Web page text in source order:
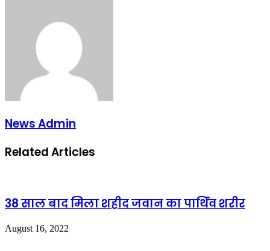
News Admin
Related Articles
38 साल बाद मिला शहीद जवान का पार्थिव शरीर
August 16, 2022